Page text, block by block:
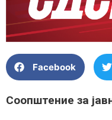
Facebook
Соопштение за